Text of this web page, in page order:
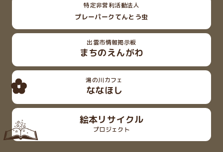
特定非営利活動法人
プレーパークてんとう虫
出雲市情報掲示板
まちのえんがわ
湯の川カフェ
ななほし
絵本リサイクル
プロジェクト